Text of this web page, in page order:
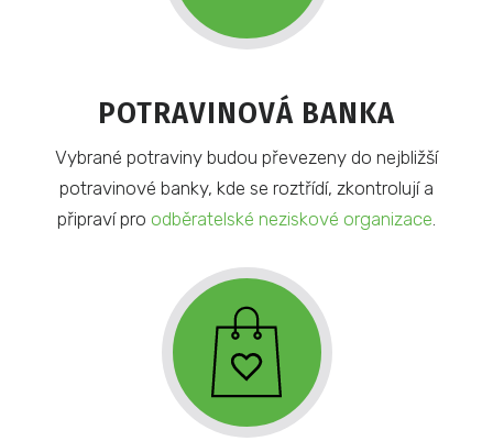
POTRAVINOVÁ BANKA
Vybrané potraviny budou převezeny do nejbližší
potravinové banky, kde se roztřídí, zkontrolují a
připraví pro odběratelské neziskové organizace